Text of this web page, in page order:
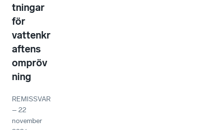
tningar
för
vattenkr
aftens
ompröv
ning
REMISSVAR
–22
november